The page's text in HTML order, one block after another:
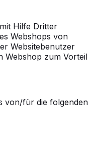
Hilfe Dritter
Webshops von
Websitebenutzer
Webshop zum Vorteil
von/für die folgenden